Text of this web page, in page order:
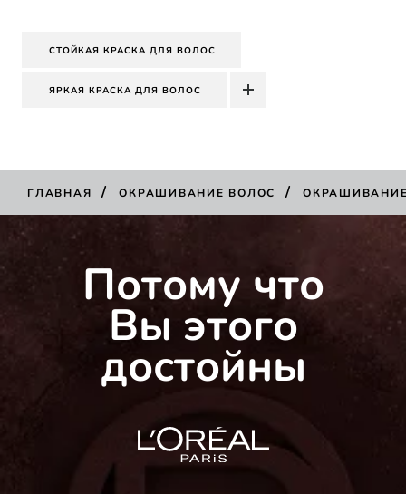
СТОЙКАЯ КРАСКА ДЛЯ ВОЛОС
ЯРКАЯ КРАСКА ДЛЯ ВОЛОС
ГЛАВНАЯ / ОКРАШИВАНИЕ ВОЛОС /
КУПИТЬ
Потому что
Вы этого
достойны